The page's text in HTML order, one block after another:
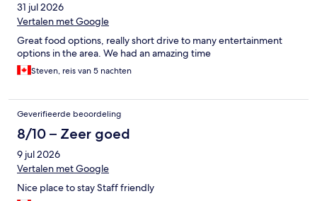
31 jul 2026
Vertalen met Google
Great food options, really short drive to many entertainment
options in the area. We had an amazing time
Steven, reis van 5 nachten
Geverifieerde beoordeling
8/10 – Zeer goed
9 jul 2026
Vertalen met Google
Nice place to stay Staff friendly